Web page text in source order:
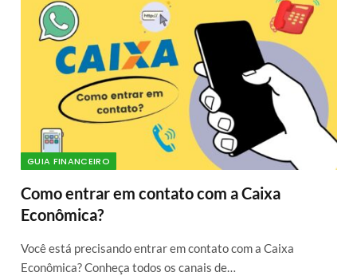
GUIA FINANCEIRO
Como entrar em contato com a Caixa
Econômica?
Você está precisando entrar em contato com a Caixa
Econômica? Conheça todos os canais de…